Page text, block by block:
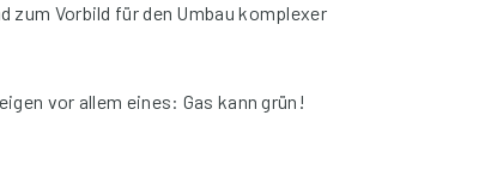
zum Vorbild für den Umbau komplexer
vor allem eines: Gas kann grün!